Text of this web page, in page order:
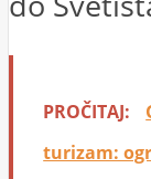
PROČITAJ:
turizam: